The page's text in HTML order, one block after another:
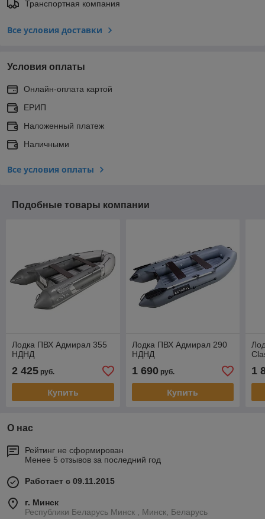
Транспортная компания
Все условия доставки
Условия оплаты
Онлайн-оплата картой
ЕРИП
Наложенный платеж
Наличными
Все условия оплаты
Подобные товары компании
Лодка ПВХ Адмирал 355
НДНД
2 425 руб.
Купить
Лодка ПВХ Адмирал 290
НДНД
1 690руб.
Купить
1
О нас
Рейтинг не сформирован
Менее 5 отзывов за последний год
Работает с 09.11.2015
г. Минск
Республики Беларусь Минск , Минск, Беларусь